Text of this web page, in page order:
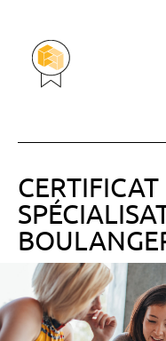
CERTIFICAT